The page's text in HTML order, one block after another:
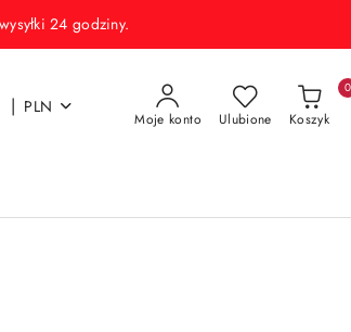
24 godziny.
| PLN
Moje konto Ulubione Koszyk
0